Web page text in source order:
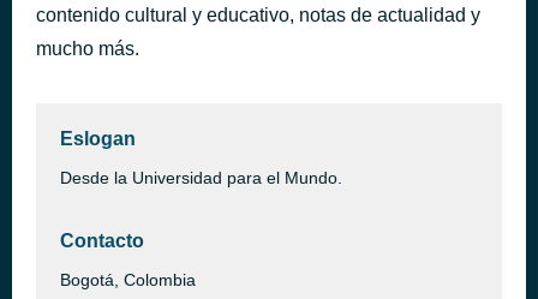
contenido cultural y educativo, notas de actualidad y
mucho más.
Eslogan
Desde la Universidad para el Mundo.
Contacto
Bogotá, Colombia